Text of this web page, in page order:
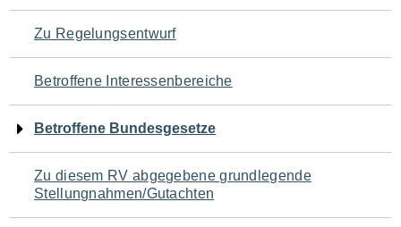
für
den
Seiteninhalt
Zu Regelungsentwurf
Betroffene Interessenbereiche
Betroffene Bundesgesetze
Zu diesem RV abgegebene grundlegende
Stellungnahmen/Gutachten